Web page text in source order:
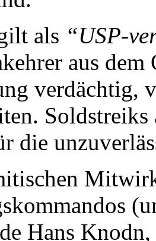
als “USP-
aus dem
verdächtig,
die
Hans